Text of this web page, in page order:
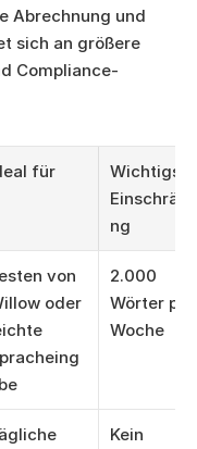
Abrechnung und
sich an größere
Compliance-
für
Wichtigste
ng
von
oder
2.000
Wörter pro
Woche
Kein